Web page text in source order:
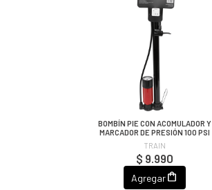
BOMBÍN PIE CON ACOMULADOR Y
MARCADOR DE PRESIÓN 100 PSI
TRAIN
$ 9.990
Agregar